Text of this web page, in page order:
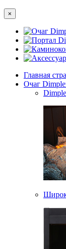
×
Очаг
Портал
Главная
Очаг